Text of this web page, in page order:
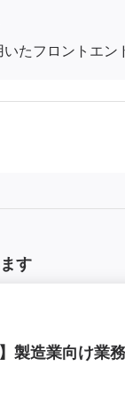
たフロントエン
す
製造業向け業